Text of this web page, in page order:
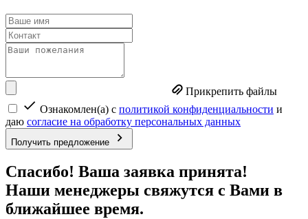
Прикрепить файлы
Ознакомлен(а) с политикой конфиденциальности и
даю согласие на обработку персональных данных
Получить предложение
Спасибо! Ваша заявка принята!
Наши менеджеры свяжутся с Вами в
ближайшее время.